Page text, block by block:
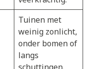
Tuinen met
weinig zonlicht,
onder bomen of
langs